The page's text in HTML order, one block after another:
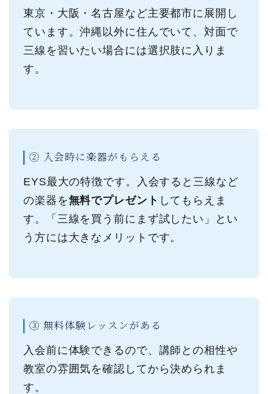
東京・大阪・名古屋など主要都市に展開し
ています。沖縄以外に住んでいて、対面で
三線を習いたい場合には選択肢に入りま
す。
② 入会時に楽器がもらえる
EYS最大の特徴です。入会すると三線など
の楽器を無料でプレゼント してもらえま
す。「三線を買う前にまず試したい」とい
う方には大きなメリットです。
③ 無料体験レッスンがある
入会前に体験できるので、講師との相性や
教室の雰囲気を確認してから決められま
す。